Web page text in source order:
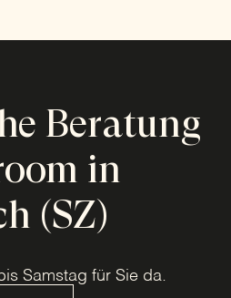
Beratung
in
(SZ)
Samstag für Sie da.